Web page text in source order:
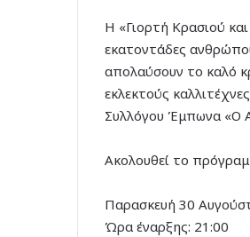
Η «Γιορτή Κρασιού
εκατοντάδες
απολαύσουν το καλό
εκλεκτούς
Συλλόγου Έμπωνα «Ο
Ακολουθεί το
Παρασκευή 30
Ώρα έναρξης: 21:00